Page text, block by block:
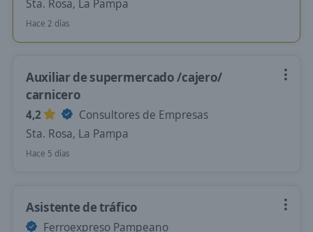
Sta. Rosa, La Pampa
Hace 2 días
Auxiliar de supermercado /cajero/
carnicero
4,2
Consultores de Empresas
Sta. Rosa, La Pampa
Hace 5 días
Asistente de tráfico
Ferroexpreso Pampeano